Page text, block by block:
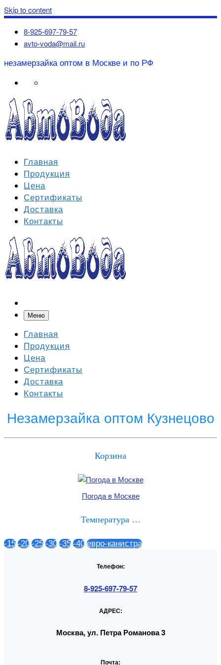
Skip to content
8-925-697-79-57
avto-voda@mail.ru
незамерзайка оптом в Москве и по РФ
Главная
Продукция
Цена
Сертификаты
Доставка
Контакты
Меню
Главная
Продукция
Цена
Сертификаты
Доставка
Контакты
Незамерзайка оптом Кузнецово
Корзина
Погода в Москве
Температура …
-15 -20 -25 -30 -35 -40 евро-канистра
Телефон:
8-925-697-79-57
АДРЕС:
Москва, ул. Петра Романова 3
Почта: